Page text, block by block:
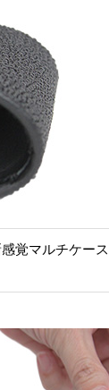
覚マルチケース